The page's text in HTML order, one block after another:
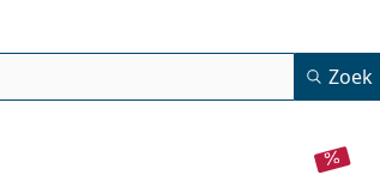
Zoek